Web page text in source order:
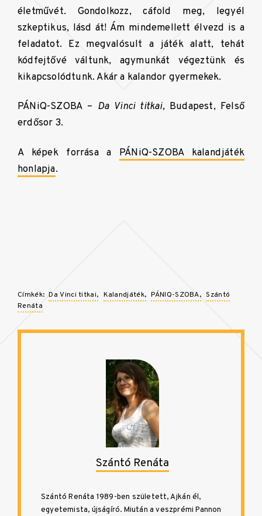
életművét. Gondolkozz, cáfold meg, legyél
szkeptikus, lásd át! Ám mindemellett élvezd is a
feladatot. Ez megvalósult a játék alatt, tehát
kódfejtővé váltunk, agymunkát végeztünk és
kikapcsolódtunk. Akár a kalandor gyermekek.
PÁNiQ-SZOBA – Da Vinci titkai,Budapest, Felső
erdősor 3.
A képek forrása a PÁNiQ-SZOBA kalandjáték
honlapja.
Címkék: Da Vinci titkai Kalandjáték PÁNIQ-SZOBA
Szántó
Renáta
Szántó Renáta
Szántó Renáta 1989-ben született, Ajkán él,
egyetemista, újságíró. Miután a veszprémi Pannon